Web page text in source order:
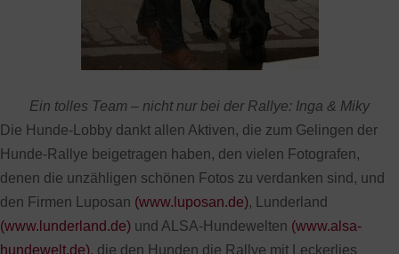
Ein tolles Team – nicht nur bei der Rallye: Inga & Miky
Die Hunde-Lobby dankt allen Aktiven, die zum Gelingen der
Hunde-Rallye beigetragen haben, den vielen Fotografen,
denen die unzähligen schönen Fotos zu verdanken sind, und
den Firmen Luposan (www.luposan.de), Lunderland
(www.lunderland.de) und ALSA-Hundewelten (www.alsa-
hundewelt.de), die den Hunden die Rallye mit Leckerlies